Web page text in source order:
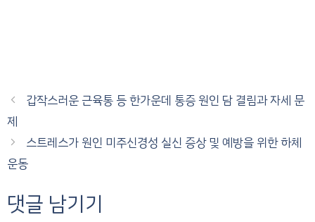
갑작스러운 근육통 등 한가운데 통증 원인 담 결림과 자세 문
제
스트레스가 원인 미주신경성 실신 증상 및 예방을 위한 하체
운동
댓글 남기기